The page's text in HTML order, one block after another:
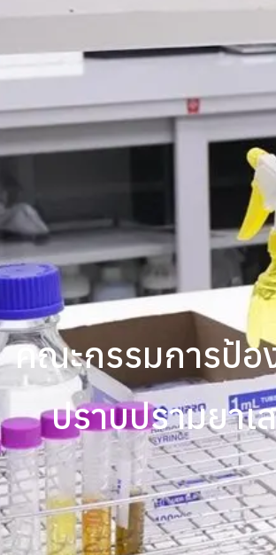
คณะกรรมการป้อ
ปราบปรามยาเ
(ป.ป.ส.) เข้าเยี่ยม
ไบโอเทค” (NAP